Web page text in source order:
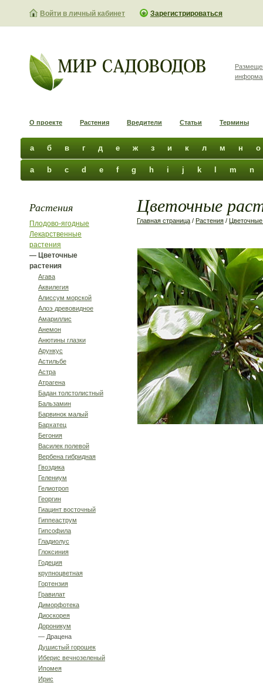
Войти в личный кабинет Зарегистрироваться
О проекте Растения Вредители Статьи Термины
а б в г д е ж з и к л м н о
a b c d e f g h i j k m n
Растения
Плодово-ягодные
Лекарственные
растения
— Цветочные
растения
Агава
Аквилегия
Алиссум морской
Алоэ древовидное
Амариллис
Анемон
Анютины глазки
Арункус
Астильбе
Астра
Атрагена
Бадан толстолистный
Бальзамин
Барвинок малый
Бархатец
Бегония
Василек полевой
Вербена гибридная
Гвоздика
Гелениум
Гелиотроп
Георгин
Гиацинт восточный
Гиппеаструм
Гипсофила
Гладиолус
Глоксиния
Годеция
крупноцветная
Гортензия
Гравилат
Диморфотека
Диоскорея
Дороникум
— Драцена
Душистый горошек
Иберис вечнозеленый
Ипомея
Ирис
Цветочные
Главная страница / Растения / Цветочные